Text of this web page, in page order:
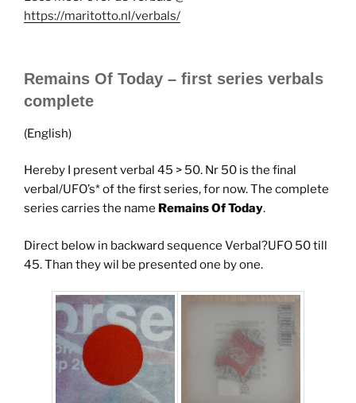
https://maritotto.nl/verbals/
Remains Of Today – first series verbals
complete
(English)
Hereby I present verbal 45 > 50. Nr 50 is the final
verbal/UFO’s* of the first series, for now. The complete
series carries the name Remains Of Today.
Direct below in backward sequence Verbal?UFO 50 till
45. Than they wil be presented one by one.